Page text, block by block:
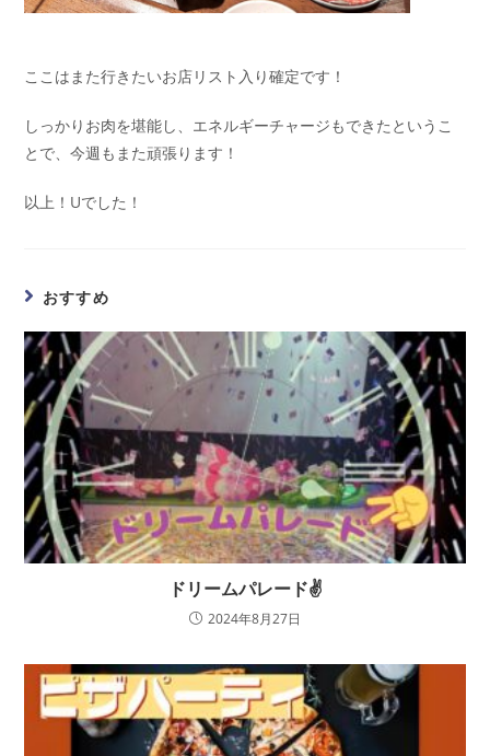
ここはまた行きたいお店リスト入り確定です！
しっかりお肉を堪能し、エネルギーチャージもできたというこ
とで、今週もまた頑張ります！
以上！Uでした！
おすすめ
ドリームパレード✌
2024年8月27日